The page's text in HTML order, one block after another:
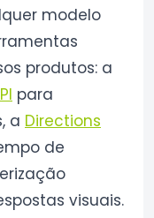
modelo
produtos: a
para
a Directions
de
visuais.